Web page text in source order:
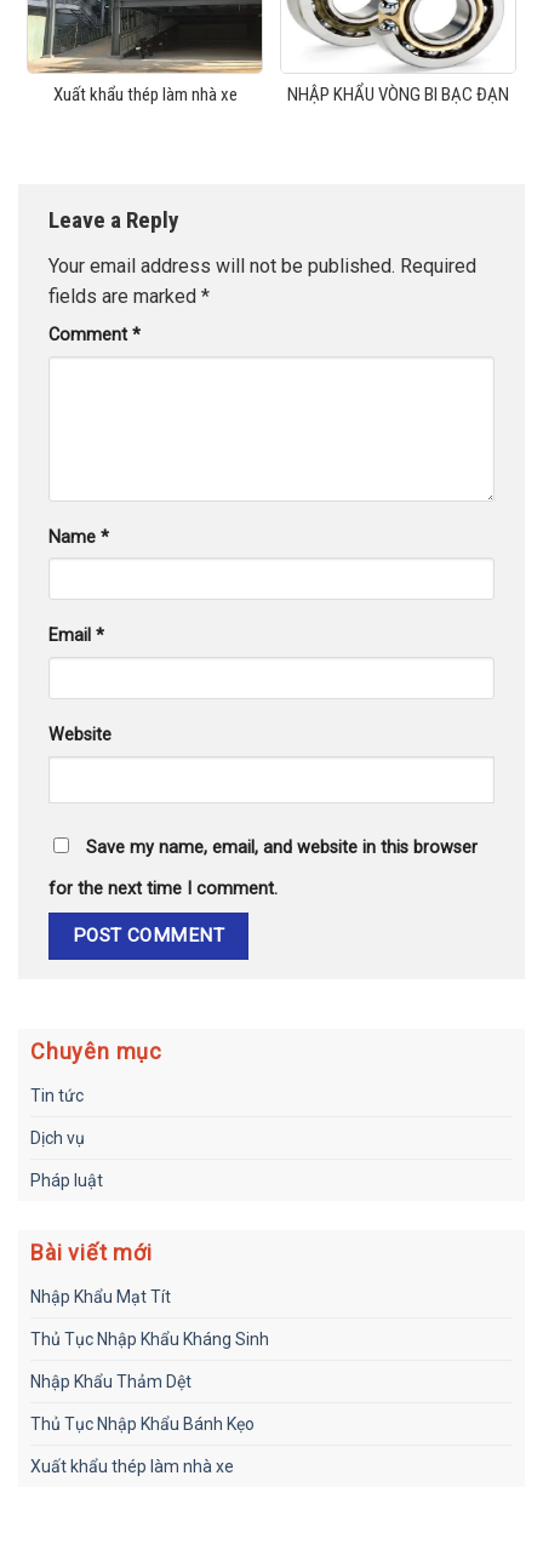
Xuất khẩu thép làm nhà xe NHẬP KHẨU VÒNG BI BẠC ĐẠN
Leave a Reply
Your email address will not be published. Required
fields are marked *
Comment *
Name *
Email *
Website
Save my name, email, and website in this browser
for the next time I comment.
Chuyên mục
Tin tức
Dịch vụ
Pháp luật
Bài viết mới
Nhập Khẩu Mạt Tít
Thủ Tục Nhập Khẩu Kháng Sinh
Nhập Khẩu Thảm Dệt
Thủ Tục Nhập Khẩu Bánh Kẹo
Xuất khẩu thép làm nhà xe